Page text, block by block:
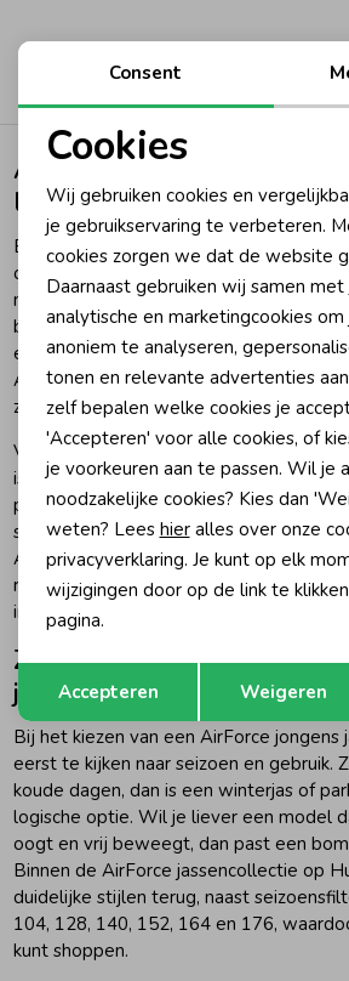
AirForce jongens jassen
look die elke dag werkt
Een AirForce jongens jas is een sterke
op zoek zijn naar een jas die er goed
makkelijk past binnen een actieve dag.
buitenspelen of onderweg wil je een jas
en tegelijk een stoere uitstraling heeft.
AirForce veel gezinnen aan: de stijl oogt
zonder dat het ingewikkeld wordt om te
Voor jongens is dat extra prettig, omdat
is dat elke dag opnieuw wordt gepakt.
praktisch aanvoelt, goed matcht met
sneakers, en waar je niet snel op
AirForce kies je voor een jas die
rust in de kledingkast brengt doordat hij
in verschillende situaties.
Zo kies je de juiste
jongens
Bij het kiezen van een AirForce jongens
eerst te kijken naar seizoen en gebruik.
koude dagen, dan is een winterjas of
logische optie. Wil je liever een model
oogt en vrij beweegt, dan past een
Binnen de AirForce jassencollectie op
duidelijke stijlen terug, naast
104, 128, 140, 152, 164 en 176,
kunt shoppen.
Noodzakelijke cookies
Personalisatie cookies
Analytische cookies
Marketing cookies
Consent
Cookies
Wij gebruiken cookies en
je gebruikservaring te verbeteren.
cookies zorgen we dat de website
Daarnaast gebruiken wij samen met
analytische en marketingcookies
anoniem te analyseren,
tonen en relevante advertenties
zelf bepalen welke cookies je
'Accepteren' voor alle cookies, of
je voorkeuren aan te passen. Wil je
noodzakelijke cookies? Kies dan
weten? Lees hieralles over onze
privacyverklaring. Je kunt op elk
wijzigingen door op de link te
pagina.
Accepteren Weigeren